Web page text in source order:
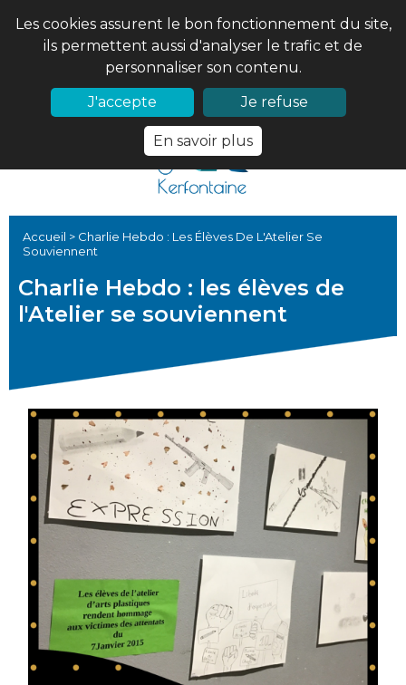
Les cookies assurent le bon fonctionnement du site,
ils permettent aussi d'analyser le trafic et de
personnaliser son contenu.
J'accepte
Je refuse
En savoir plus
02 97 56 61 18
Accueil > Charlie Hebdo : Les Élèves De L'Atelier Se
Souviennent
Charlie Hebdo : les élèves de
l'Atelier se souviennent